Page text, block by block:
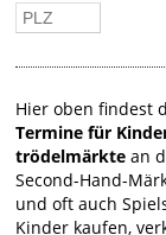
Hier oben findest
Termine für
trödelmärkte an
Second-Hand-
und oft auch
Kinder kaufen,